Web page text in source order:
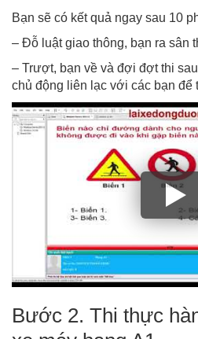
Bạn sẽ có kết quả ngay sau 10
– Đỗ luật giao thông, bạn ra sân
– Trượt, bạn về và đợi đợt thi
chủ động liên lạc với các bạn để
Bước 2. Thi thực